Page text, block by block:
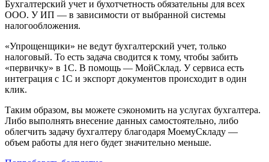
Бухгалтерский учет и бухотчетность обязательны для всех
ООО. У ИП — в зависимости от выбранной системы
налогообложения.
«Упрощенщики» не ведут бухгалтерский учет, только
налоговый. То есть задача сводится к тому, чтобы забить
«первичку» в 1С. В помощь — МойСклад. У сервиса есть
интеграция с 1С и экспорт документов происходит в один
клик.
Таким образом, вы можете сэкономить на услугах бухгалтера.
Либо выполнять внесение данных самостоятельно, либо
облегчить задачу бухгалтеру благодаря МоемуСкладу —
объем работы для него будет значительно меньше.